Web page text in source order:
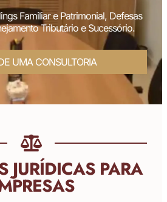
Familiar e Patrimonial, Defesas
Tributário e Sucessório.
UMA CONSULTORIA
JURÍDICAS PARA